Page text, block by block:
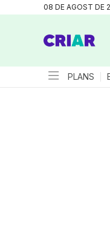
08 DE AGOST DE
PLANS